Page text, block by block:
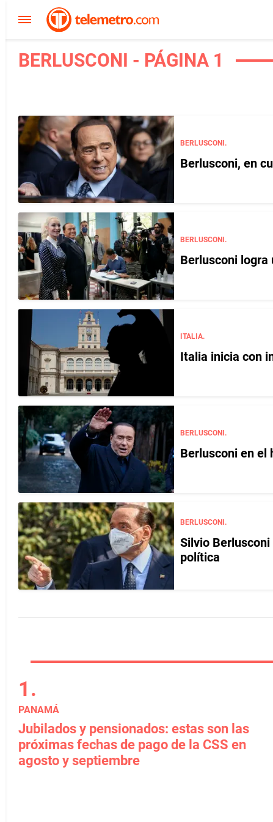
BERLUSCONI - PÁGINA 1
BERLUSCONI.
Berlusconi, en
BERLUSCONI.
Berlusconi logra
ITALIA.
Italia inicia con
BERLUSCONI.
Berlusconi en el
BERLUSCONI.
Silvio
política
PANAMÁ
Jubilados y pensionados: estas son las
próximas fechas de pago de la CSS en
agosto y septiembre